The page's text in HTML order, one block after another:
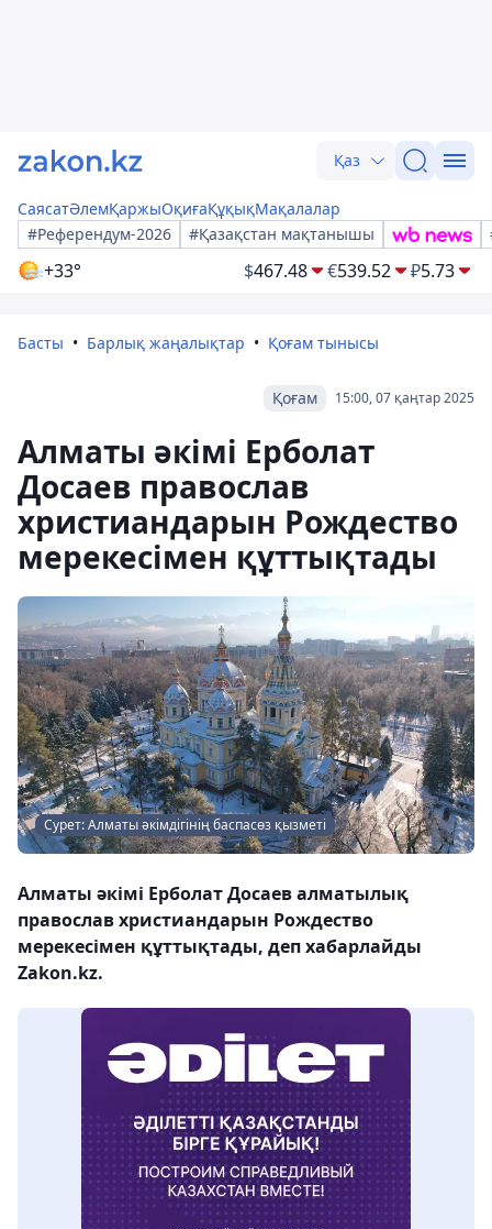
Қаз
СаясатӘлемҚаржыОқиғаҚұқықМақалалар
#Референдум-2026
#Қазақстан мақтанышы
+33° $467.48 €539.52 ₽5.73
Басты Барлық жаңалықтар Қоғам тынысы
15:00, 07 қаңтар 2025
Қоғам
Алматы әкімі Ерболат
Досаев православ
христиандарын Рождество
мерекесімен құттықтады
Сурет: Алматы әкімдігінің баспасөз қызметі
Алматы әкімі Ерболат Досаев алматылық
православ христиандарын Рождество
мерекесімен құттықтады, деп хабарлайды
Zakon.kz.